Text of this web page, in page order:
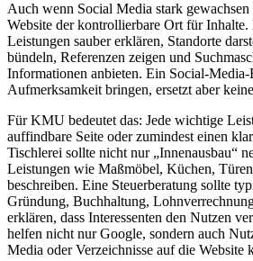
Auch wenn Social Media stark
Website der kontrollierbare Ort für
Leistungen sauber erklären, Standorte
bündeln, Referenzen zeigen und
Informationen anbieten. Ein Social-
Aufmerksamkeit bringen, ersetzt aber
Für KMU bedeutet das: Jede wichtige
auffindbare Seite oder zumindest einen
Tischlerei sollte nicht nur „Innenausbau“
Leistungen wie Maßmöbel, Küchen,
beschreiben. Eine Steuerberatung sollte
Gründung, Buchhaltung,
erklären, dass Interessenten den Nutzen
helfen nicht nur Google, sondern auch
Media oder Verzeichnisse auf die Website